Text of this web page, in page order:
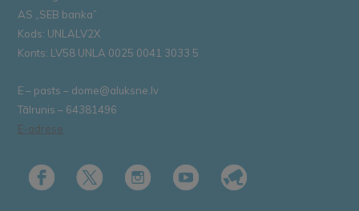
AS „SEB banka”
Kods: UNLALV2X
Konts: LV58 UNLA 0025 0041 3033 5
E – pasts – dome@aluksne.lv
Tālrunis – 64381496
E-adrese